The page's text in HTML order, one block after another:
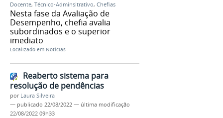
Docente, Técnico-Adminsitrativo, Chefias
Nesta fase da Avaliação de
Desempenho, chefia avalia
subordinados e o superior
imediato
Localizado em Notícias
Reaberto sistema para
resolução de pendências
por Laura Silveira
— publicado 22/08/2022 — última modificação
22/08/2022 09h33